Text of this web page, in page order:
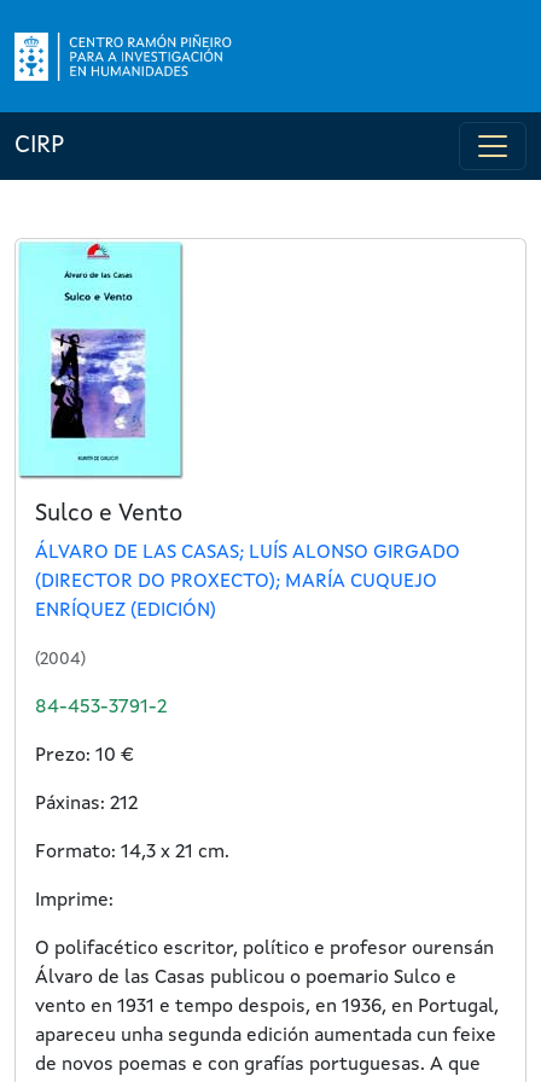
CIRP
Sulco e Vento
ÁLVARO DE LAS CASAS; LUÍS ALONSO GIRGADO
(DIRECTOR DO PROXECTO); MARÍA CUQUEJO
ENRÍQUEZ (EDICIÓN)
(2004)
84-453-3791-2
Prezo: 10 €
Páxinas: 212
Formato: 14,3 x 21 cm.
Imprime:
O polifacético escritor, político e profesor ourensán
Álvaro de las Casas publicou o poemario Sulco e
vento en 1931 e tempo despois, en 1936, en Portugal,
apareceu unha segunda edición aumentada cun feixe
de novos poemas e con grafías portuguesas. A que